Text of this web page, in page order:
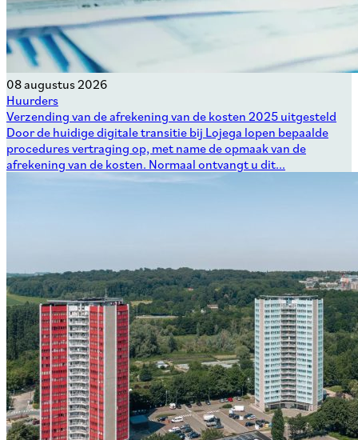
08 augustus 2026
Huurders
Verzending van de afrekening van de kosten 2025 uitgesteld
Door de huidige digitale transitie bij Lojega lopen bepaalde
procedures vertraging op, met name de opmaak van de
afrekening van de kosten. Normaal ontvangt u dit...